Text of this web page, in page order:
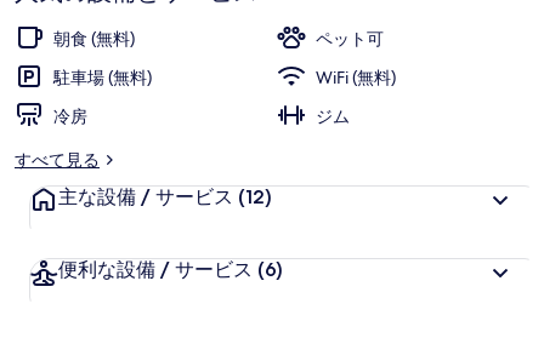
メ
ド
ウ
ラ
朝食 (無料)
ペット可
駐車場 (無料)
WiFi (無料)
冷房
ジム
すべて見る
主な設備 / サービス (12)
便利な設備 / サービス (6)